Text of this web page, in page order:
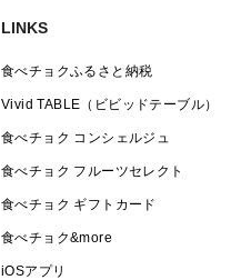
LINKS
食べチョクふるさと納税
Vivid TABLE（ビビッドテーブル）
食べチョク コンシェルジュ
食べチョク フルーツセレクト
食べチョク ギフトカード
食べチョク&more
iOSアプリ